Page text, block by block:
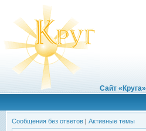
Сайт «Круга»
Сообщения без ответов | Активные темы